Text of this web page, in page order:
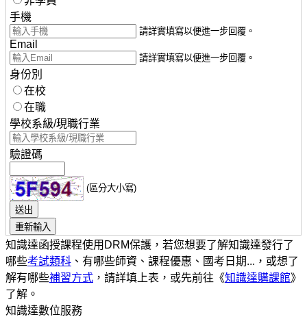
手機
請詳實填寫以便進一步回覆。
Email
請詳實填寫以便進一步回覆。
身份別
在校
在職
學校系級/現職行業
驗證碼
(區分大小寫)
知識達函授課程使用DRM保護，若您想要了解知識達發行了
哪些考試類科 、有哪些師資、課程優惠、國考日期...，或想了
解有哪些補習方式 ，請詳填上表，或先前往《知識達購課館》
了解。
知識達數位服務